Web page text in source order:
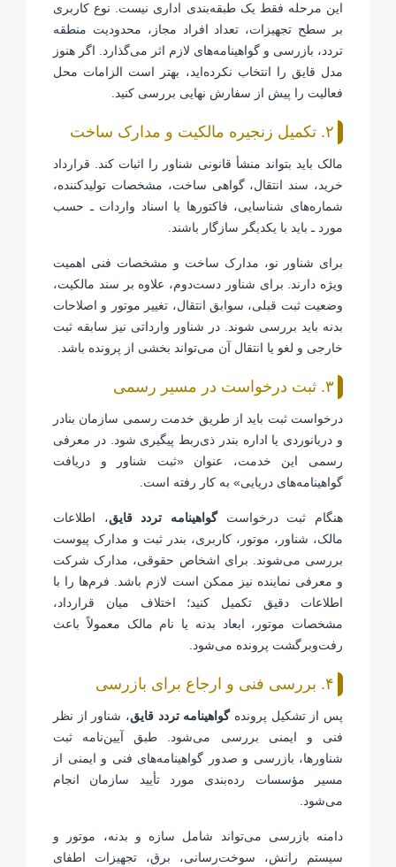
این مرحله فقط یک طبقه‌بندی اداری نیست. نوع کاربری
بر سطح تجهیزات، تعداد افراد مجاز، محدودیت منطقه
تردد، بازرسی و گواهینامه‌های لازم اثر می‌گذارد. اگر هنوز
مدل قایق را انتخاب نکرده‌اید، بهتر است الزامات محل
فعالیت را پیش از سفارش نهایی بررسی کنید.
۲. تکمیل زنجیره مالکیت و مدارک ساخت
مالک باید بتواند منشأ قانونی شناور را اثبات کند. قرارداد
خرید، سند انتقال، گواهی ساخت، مشخصات تولیدکننده،
شماره‌های شناسایی، فاکتورها یا اسناد واردات ـ حسب
مورد ـ باید با یکدیگر سازگار باشند.
برای شناور نو، مدارک ساخت و مشخصات فنی اهمیت
ویژه دارند. برای شناور دست‌دوم، علاوه بر سند مالکیت،
وضعیت ثبت قبلی، سوابق انتقال، تغییر موتور و اصلاحات
بدنه باید بررسی شوند. در شناور وارداتی نیز سابقه ثبت
خارجی و لغو یا انتقال آن می‌تواند بخشی از پرونده باشد.
۳. ثبت درخواست در مسیر رسمی
درخواست ثبت باید از طریق خدمت رسمی سازمان بنادر
و دریانوردی یا اداره بندر ذی‌ربط پیگیری شود. در معرفی
رسمی این خدمت، عنوان «ثبت شناور و دریافت
گواهینامه‌های دریایی» به کار رفته است.
هنگام ثبت درخواستگواهینامه تردد قایق، اطلاعات
مالک، شناور، موتور، کاربری، بندر ثبت و مدارک پیوست
بررسی می‌شوند. برای اشخاص حقوقی، مدارک شرکت
و معرفی نماینده نیز ممکن است لازم باشد. فرم‌ها را با
اطلاعات دقیق تکمیل کنید؛ اختلاف میان قرارداد،
مشخصات موتور، ابعاد بدنه یا نام مالک معمولاً باعث
رفت‌وبرگشت پرونده می‌شود.
۴. بررسی فنی و ارجاع برای بازرسی
پس از تشکیل پروندهگواهینامه تردد قایق، شناور از نظر
فنی و ایمنی بررسی می‌شود. طبق آیین‌نامه ثبت
شناورها، بازرسی و صدور گواهینامه‌های فنی و ایمنی از
مسیر مؤسسات رده‌بندی مورد تأیید سازمان انجام
می‌شود.
دامنه بازرسی می‌تواند شامل سازه و بدنه، موتور و
سیستم رانش، سوخت‌رسانی، برق، تجهیزات اطفای